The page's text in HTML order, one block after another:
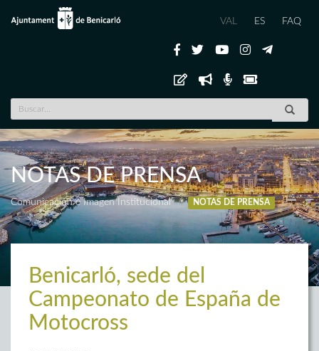
VAL ES FAQ
NOTAS DE PRENSA
Comunicación e Imagen Institucional NOTAS DE PRENSA
Benicarló, sede del
Campeonato de España de
Motocross